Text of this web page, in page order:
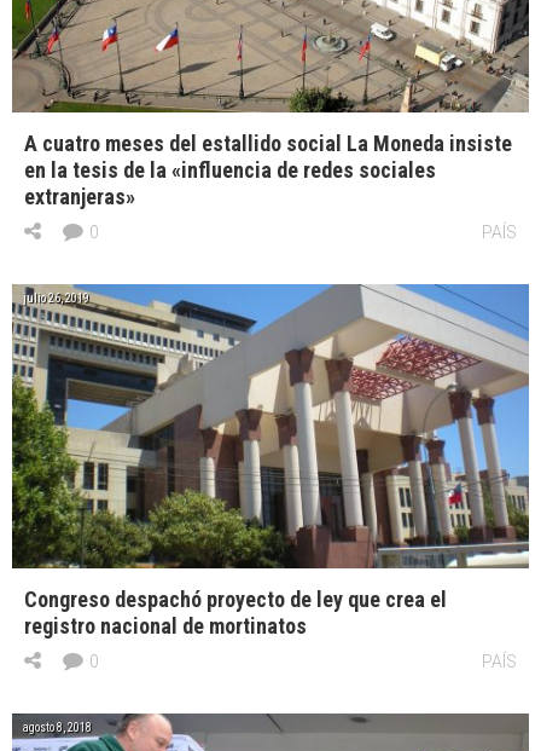
A cuatro meses del estallido social La Moneda insiste
en la tesis de la «influencia de redes sociales
extranjeras»
PAÍS
0
julio 26, 2019
Congreso despachó proyecto de ley que crea el
registro nacional de mortinatos
PAÍS
0
agosto 8, 2018